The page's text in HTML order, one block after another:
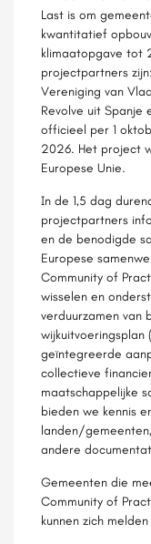
Last is om
kwantitatief
klimaatopgave tot
projectpartners
Vereniging van
Revolve uit Spanje
officieel per 1
2026. Het project
Europese Unie.
In de 1,5 dag
projectpartners
en de benodigde
Europese
Community of
wisselen en
verduurzamen van
wijkuitvoeringsplan
geïntegreerde
collectieve
maatschappelijke
bieden we kennis
landen/
andere
Gemeenten die
Community of
kunnen zich melden